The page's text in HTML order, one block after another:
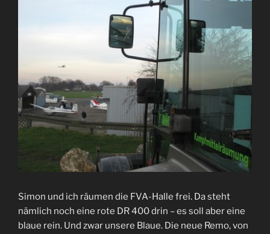
Simon und ich räumen die FVA-Halle frei. Da steht
nämlich noch eine rote DR 400 drin – es soll aber eine
blaue rein. Und zwar unsere Blaue. Die neue Remo, von